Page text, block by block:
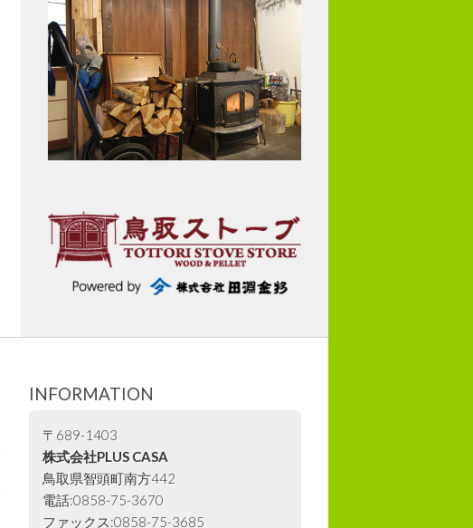
INFORMATION
〒689-1403
株式会社PLUS CASA
鳥取県智頭町南方442
電話:0858-75-3670
ファックス:0858-75-3685